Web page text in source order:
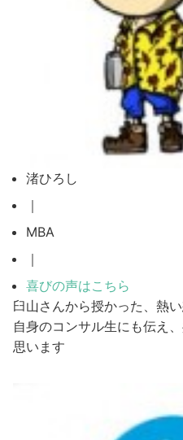
渚ひろし
｜
MBA
｜
喜びの声はこちら
臼山さんから授かった、熱
自身のコンサル生にも伝え
思います